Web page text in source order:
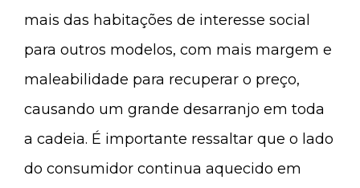
mais das habitações de interesse social
para outros modelos, com mais margem e
maleabilidade para recuperar o preço,
causando um grande desarranjo em toda
a cadeia. É importante ressaltar que o lado
do consumidor continua aquecido em